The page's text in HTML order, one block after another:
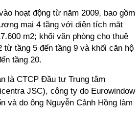
hoạt động từ năm 2009, bao gồm
mại 4 tầng với diện tích mặt
m2; khối văn phòng cho thuê
từ tầng 5 đến tầng 9 và khối căn hộ
tầng 20.
là CTCP Đầu tư Trung tâm
JSC), công ty do Eurowindow
và do ông Nguyễn Cảnh Hồng làm